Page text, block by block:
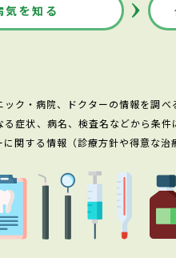
気を知る
ク・病院、ドクターの情報を調べ
状、病名、検査名などから条
関する情報（診療方針や得意な治